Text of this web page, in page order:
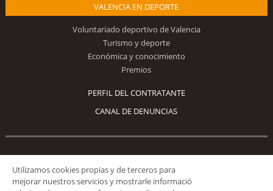
VALENCIA EN DEPORTE
Voluntariado deportivo de Valencia
Turismo y deporte
Económica y conocimiento
Premios
PERFIL DEL CONTRATANTE
CANAL DE DENUNCIAS
Síguenos
Utilizamos cookies propias y de terceros para
mejorar nuestros servicios y mostrarle informació